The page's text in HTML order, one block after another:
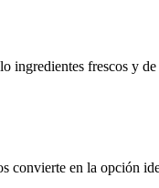
frescos y
en la opción